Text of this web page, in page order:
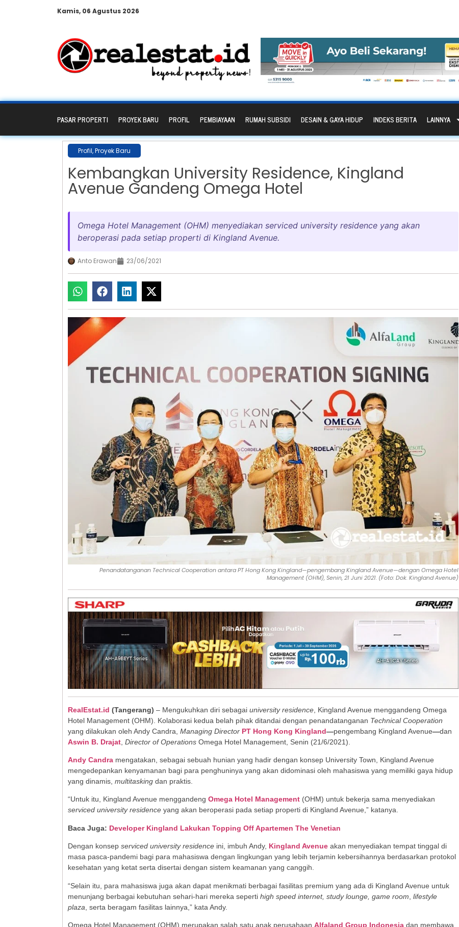
Kamis, 06 Agustus 2026
PASAR PROPERTI PROYEK BARU PROFIL PEMBIAYAAN RUMAH SUBSIDI DESAIN & GAYA HIDUP INDEKS BERITA LAINNYA
Profil,Proyek Baru
Kembangkan University Residence, Kingland
Avenue Gandeng Omega Hotel
Omega Hotel Management (OHM) menyediakan serviced university residence yang akan
beroperasi pada setiap properti di Kingland Avenue.
Anto Erawan 23/06/2021
Penandatanganan Technical Cooperation antara PT Hong Kong Kingland—pengembang Kingland Avenue—dengan Omega Hotel
Management (OHM), Senin, 21 Juni 2021. (Foto: Dok. Kingland Avenue)
RealEstat.id (Tangerang) – Mengukuhkan diri sebagai university residence , Kingland Avenue menggandeng Omega
Hotel Management (OHM). Kolaborasi kedua belah pihak ditandai dengan penandatanganan Technical Cooperation
yang dilakukan oleh Andy Candra, Managing Director PT Hong Kong Kingland—pengembang Kingland Avenue—dan
Aswin B. Drajat Director of Operations Omega Hotel Management, Senin (21/6/2021).
Andy Candra mengatakan, sebagai sebuah hunian yang hadir dengan konsep University Town, Kingland Avenue
mengedepankan kenyamanan bagi para penghuninya yang akan didominasi oleh mahasiswa yang memiliki gaya hidup
yang dinamis, multitasking dan praktis.
“Untuk itu, Kingland Avenue menggandeng Omega Hotel Management (OHM) untuk bekerja sama menyediakan
serviced university residence yang akan beroperasi pada setiap properti di Kingland Avenue,” katanya.
Baca Juga: Developer Kingland Lakukan Topping Off Apartemen The Venetian
Dengan konsep serviced university residence ini, imbuh Andy, Kingland Avenue akan menyediakan tempat tinggal di
masa pasca-pandemi bagi para mahasiswa dengan lingkungan yang lebih terjamin kebersihannya berdasarkan protokol
kesehatan yang ketat serta disertai dengan sistem keamanan yang canggih.
“Selain itu, para mahasiswa juga akan dapat menikmati berbagai fasilitas premium yang ada di Kingland Avenue untuk
menunjang berbagai kebutuhan sehari-hari mereka seperti high speed internet, study lounge, game room lifestyle
plaza , serta beragam fasilitas lainnya,” kata Andy.
Omega Hotel Management (OHM) merupakan salah satu anak perusahaan Alfaland Group Indonesia dan membawa